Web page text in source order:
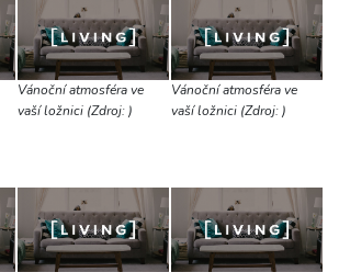
Vánoční atmosféra ve
vaší ložnici (Zdroj: )
Vánoční atmosféra ve
vaší ložnici (Zdroj: )